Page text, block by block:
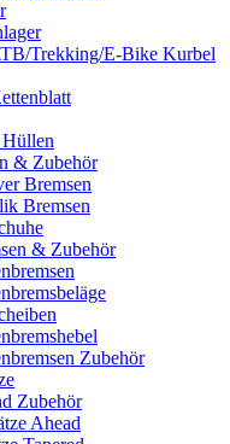
Trekking/E-Bike Kurbel
& Zubehör
Bremsen
Bremsen
& Zubehör
Zubehör
Zubehör
Ahead